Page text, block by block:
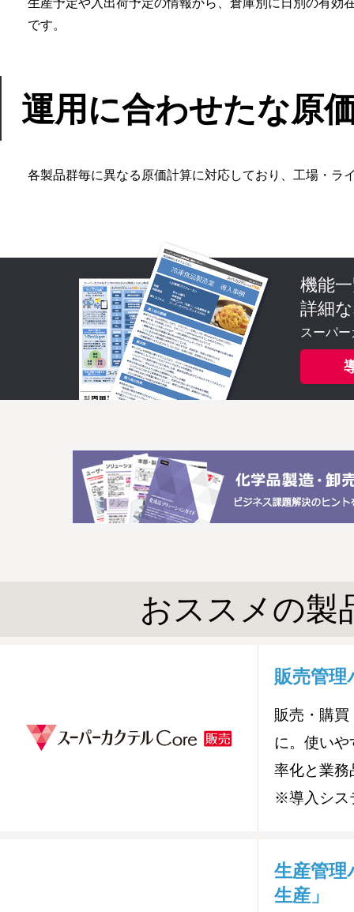
です。
運用に合わせたな原
各製品群毎に異なる原価計算に対応しており、工場・ラ
機能
詳細
スーパ
おススメの製
販売管
販売・購
に。使い
率化と業務
※導入シス
生産管理
生産」